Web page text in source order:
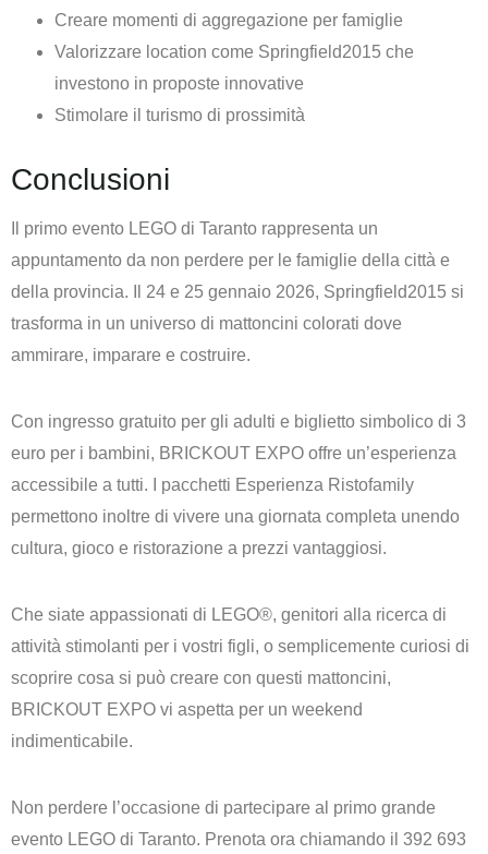
Creare momenti di aggregazione per famiglie
Valorizzare location come Springfield2015 che
investono in proposte innovative
Stimolare il turismo di prossimità
Conclusioni
Il primo evento LEGO di Taranto rappresenta un
appuntamento da non perdere per le famiglie della città e
della provincia. Il 24 e 25 gennaio 2026, Springfield2015 si
trasforma in un universo di mattoncini colorati dove
ammirare, imparare e costruire.
Con ingresso gratuito per gli adulti e biglietto simbolico di 3
euro per i bambini, BRICKOUT EXPO offre un’esperienza
accessibile a tutti. I pacchetti Esperienza Ristofamily
permettono inoltre di vivere una giornata completa unendo
cultura, gioco e ristorazione a prezzi vantaggiosi.
Che siate appassionati di LEGO®, genitori alla ricerca di
attività stimolanti per i vostri figli, o semplicemente curiosi di
scoprire cosa si può creare con questi mattoncini,
BRICKOUT EXPO vi aspetta per un weekend
indimenticabile.
Non perdere l’occasione di partecipare al primo grande
evento LEGO di Taranto. Prenota ora chiamando il 392 693